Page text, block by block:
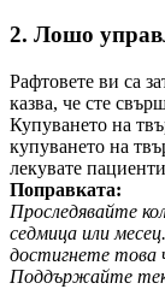
2. Лошо
Рафтовете ви са
казва, че сте
Купуването на
купуването на
лекувате
Поправката:
Проследявайте
седмица или
достигнете това
Поддържайте